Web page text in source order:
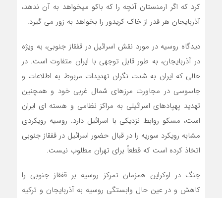
کرد که اگر ارمنستان آنچه را که باکو میخواهد به آن ندهد،
آذربایجان هر قدر از خاک کریدور را بخواهد به زور می گیرد.
دیدگاه روسیه در مورد نقش اسرائیل در قفقاز جنوبی، به ویژه
در آذربایجان، به طور قابل توجهی با ایران متفاوت است. در
حالی که ایران به شدت نگران تهدیدات مربوط به اطلاعات و
جاسوسی در مجاورت مرزهای شمال غربی خود و همچنین
تهدید پهپادهای اسرائیلی به مراکز نظامی و هسته ای ایران
است، مسکو روابط نزدیکی با اسرائیل دارد. روسیه رویکردی
مشابه رویکرد سوریه را در قبال حضور اسرائیل در قفقاز جنوبی
اتخاذ کرده است که قطعاً برای تهران مطلوب نیست.
جنگ در اوکراین همزمان تمرکز روسیه بر قفقاز جنوبی را
کاهش و در عین حال وابستگی روسیه به آذربایجان و ترکیه